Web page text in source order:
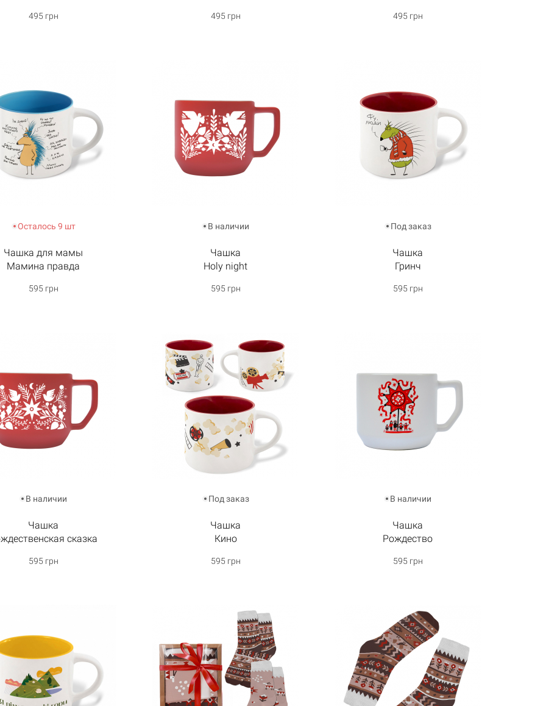
495 грн 495 грн 495 грн
Осталось 9 шт
Чашка для мамы
Мамина правда
595 грн
В наличии
Чашка
Holy night
595 грн
Под заказ
Чашка
Гринч
595 грн
В наличии
Чашка
сказка
595 грн
Под заказ
Чашка
Кино
595 грн
В наличии
Чашка
Рождество
595 грн